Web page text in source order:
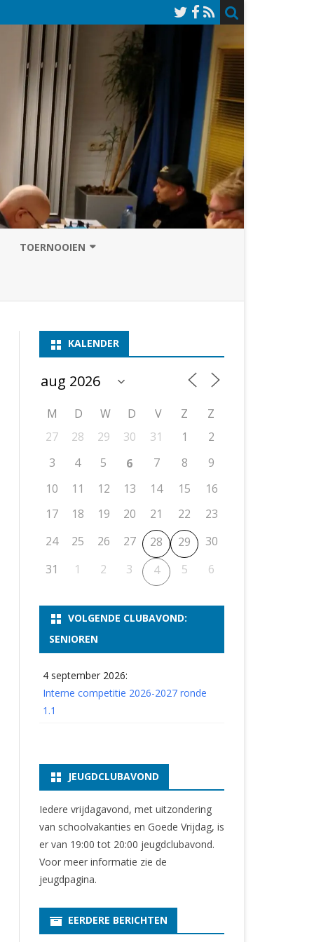
VAN SCHAAKCLUB
ASSEN 2
ASSEN 3
ASSEN I
ASSEN II
NOSBO-BEKER OPEN
T/M 1900
T/M 1700
KNSB-COMPETITIE
NOSBO-COMPETITIE
KNSB-JEUGDCOMPETITIE
TOERNOOIEN
KALENDER
M D W D V Z
Z
27
28 29 30 31 1
2
3
4 5 6 7 8
9
10
11 12 13 14 15
16
17
18 19 20 21 22
23
24
25 26 27 28 29
30
31
1 2 3 4 5 6
VOLGENDE CLUBAVOND:
SENIOREN
4 september 2026:
Interne competitie 2026-2027 ronde
1.1
JEUGDCLUBAVOND
Iedere vrijdagavond, met uitzondering
van schoolvakanties en Goede Vrijdag, is
er van 19:00 tot 20:00 jeugdclubavond.
Voor meer informatie zie de
jeugdpagina.
EERDERE BERICHTEN